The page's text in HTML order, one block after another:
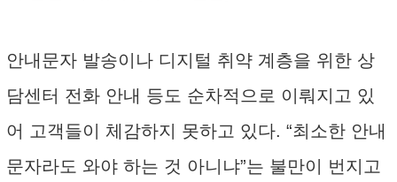
안내문자 발송이나 디지털 취약 계층을 위한 상
담센터 전화 안내 등도 순차적으로 이뤄지고 있
어 고객들이 체감하지 못하고 있다. “최소한 안내
문자라도 와야 하는 것 아니냐”는 불만이 번지고